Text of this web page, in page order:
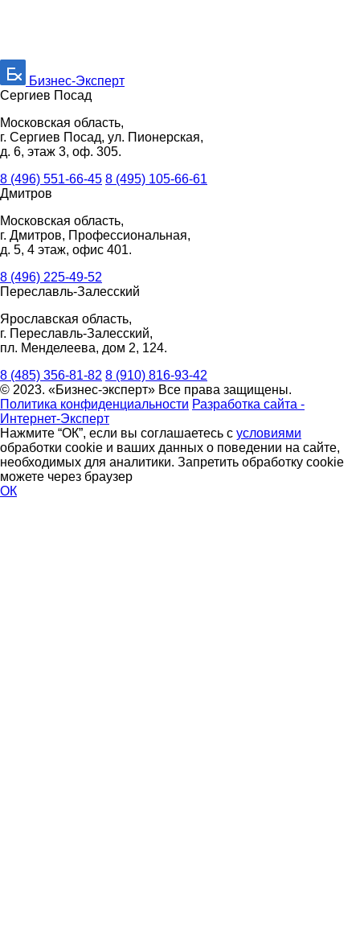
Бизнес-Эксперт
Сергиев Посад
Московская область,
г. Сергиев Посад, ул. Пионерская,
д. 6, этаж 3, оф. 305.
8 (496) 551-66-45 8 (495) 105-66-61
Дмитров
Московская область,
г. Дмитров, Профессиональная,
д. 5, 4 этаж, офис 401.
8 (496) 225-49-52
Переславль-Залесский
Ярославская область,
г. Переславль-Залесский,
пл. Менделеева, дом 2, 124.
8 (485) 356-81-82 8 (910) 816-93-42
© 2023. «Бизнес-эксперт» Все права защищены.
Политика конфиденциальности Разработка сайта -
Интернет-Эксперт
Нажмите “ОК”, если вы соглашаетесь с условиями
обработки cookie и ваших данных о поведении на сайте,
необходимых для аналитики. Запретить обработку cookie
можете через браузер
ОК